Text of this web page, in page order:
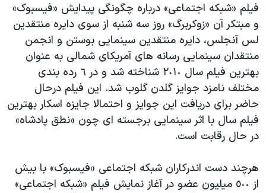
فیلم «شبکه اجتماعی» درباره چگونگی پیدایش «فیسبوک»
و مبتکر آن «زوکربرگ» روز سه شنبه از سوی دایره منتقدین
لس آنجلس، دایره منتقدین سینمایی بوستن و انجمن
منتقدان سینمایی رسانه های آمریکای شمالی به عنوان
بهترین فیلم سال ٢٠١٠ شناخته شد و در ٦ رده بندی
مختلف نامزد جوایز گلدن گلوب شد. این فیلم درحال
حاضر برای دریافت این جوایز و احتمالا جایزه اسکار بهترین
فیلم سال با اثر سینمایی برجسته ای چون «نطق پادشاه»
در حال رقابت است.
هرچند دست اندرکاران شبکه اجتماعی «فیسبوک» با بیش
از ٥٠٠ میلیون عضو در آغاز نمایش فیلم «شبکه اجتماعی»